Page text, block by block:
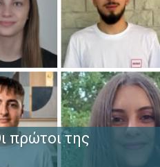
πρώτοι της